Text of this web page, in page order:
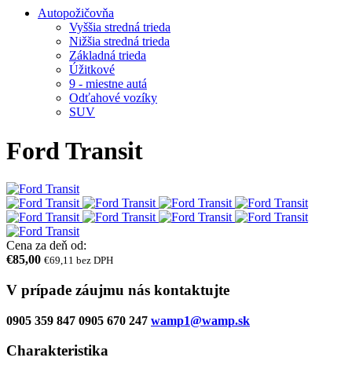
Autopožičovňa
Vyššia stredná trieda
Nižšia stredná trieda
Základná trieda
Úžitkové
9 - miestne autá
Odťahové vozíky
SUV
Ford Transit
Cena za deň od:
€85,00 €69,11 bez DPH
V prípade záujmu nás kontaktujte
0905 359 847 0905 670 247 wamp1@wamp.sk
Charakteristika